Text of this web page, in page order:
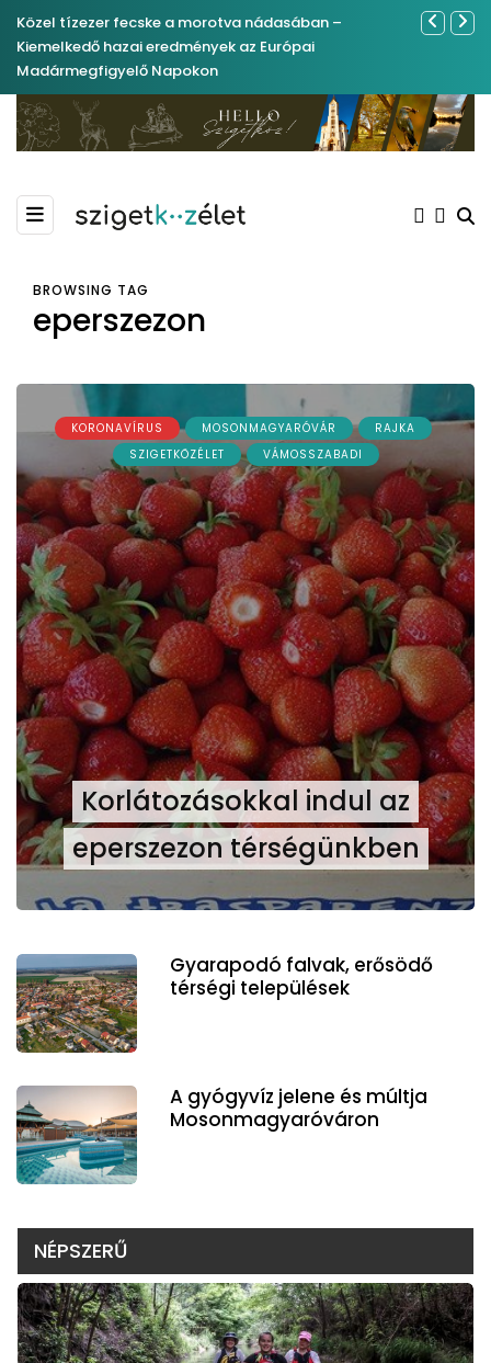
Közel tízezer fecske a morotva nádasában –
Kiemelkedő hazai eredmények az Európai
Madármegfigyelő Napokon
Ferenc
BROWSING TAG
eperszezon
KORONAVÍRUS MOSONMAGYARÓVÁR
RAJKA
SZIGETKÖZÉLET
VÁMOSSZABADI
Korlátozásokkal indul az
eperszezon térségünkben
Gyarapodó falvak, erősödő
térségi települések
A gyógyvíz jelene és múltja
Mosonmagyaróváron
NÉPSZERŰ